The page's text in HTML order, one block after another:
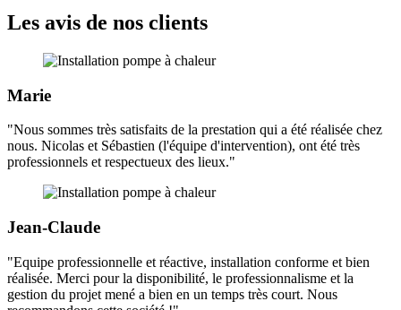
Les avis de nos clients
Marie
"Nous sommes très satisfaits de la prestation qui a été réalisée chez
nous. Nicolas et Sébastien (l'équipe d'intervention), ont été très
professionnels et respectueux des lieux."
Jean-Claude
"Equipe professionnelle et réactive, installation conforme et bien
réalisée. Merci pour la disponibilité, le professionnalisme et la
gestion du projet mené a bien en un temps très court. Nous